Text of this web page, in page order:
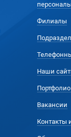
Филиалы
Наши
Вакансии
Контакты